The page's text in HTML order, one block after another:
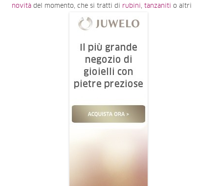
novità del momento, che si tratti di rubini, tanzaniti o altri